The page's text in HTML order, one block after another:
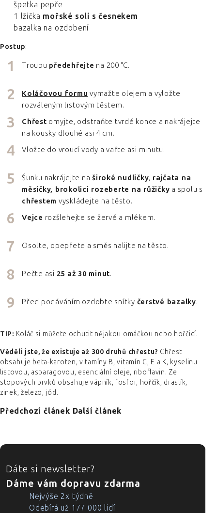
špetka pepře
1 lžička mořské soli s česnekem
bazalka na ozdobení
Postup:
Troubu předehřejte na 200 °C.
Koláčovou formu vymažte olejem a vyložte
rozváleným listovým těstem.
Chřest omyjte, odstraňte tvrdé konce a nakrájejte
na kousky dlouhé asi 4 cm.
Vložte do vroucí vody a vařte asi minutu.
Šunku nakrájejte na široké nudličky, rajčata na
měsíčky, brokolici rozeberte na růžičky a spolu s
chřestem vyskládejte na těsto.
Vejce rozšlehejte se žervé a mlékem.
Osolte, opepřete a směs nalijte na těsto.
Pečte asi 25 až 30 minut.
Před podáváním ozdobte snítky čerstvé bazalky.
TIP: Koláč si můžete ochutit nějakou omáčkou nebo hořčicí.
Věděli jste, že existuje až 300 druhů chřestu? Chřest
obsahuje beta-karoten, vitamíny B, vitamín C, E a K, kyselinu
listovou, asparagovou, esenciální oleje, riboflavin. Ze
stopových prvků obsahuje vápník, fosfor, hořčík, draslík,
zinek, železo, jód.
Předchozí článek Další článek
ZÁPATÍ
Dáte si newsletter?
Dáme vám dopravu zdarma
Nejvýše 2x týdně
Odebírá už 177 000 lidí